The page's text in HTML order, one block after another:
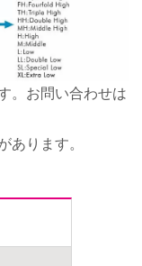
。お問い合わせは
あります。